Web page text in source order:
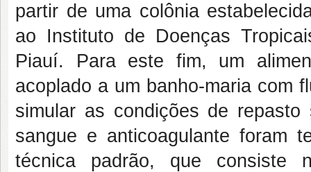
partir de uma colônia
ao Instituto de Doenças
Piauí.
Para este fim, um
acoplado a um banho-maria com
simular as condições de
sangue e anticoagulante foram
técnica padrão, que consiste